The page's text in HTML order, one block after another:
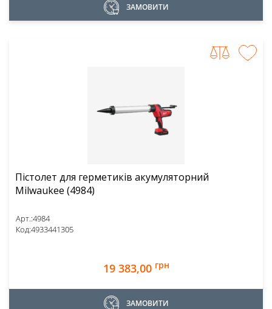
ЗАМОВИТИ
Пістолет для герметиків акумуляторний
Milwaukee (4984)
Арт.:4984
Код:4933441305
19 383,00 грн
ЗАМОВИТИ